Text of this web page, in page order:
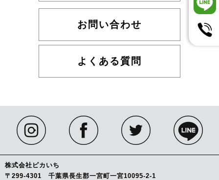
お問い合わせ
よくある質問
株式会社ピカいち
〒299-4301 千葉県長生郡一宮町一宮10095-2-1